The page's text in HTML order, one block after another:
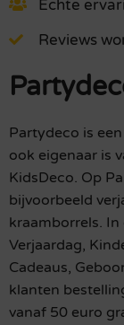
Echte
Reviews
Partydeco is
ook eigenaar is
KidsDeco. Op
bijvoorbeeld
kraamborrels. In
Verjaardag,
Cadeaus,
klanten
vanaf 50 euro